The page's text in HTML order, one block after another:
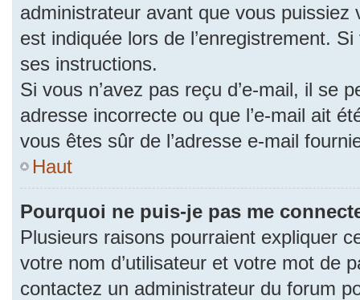
administrateur avant que vous
est indiquée lors de l’enregistrement.
ses instructions.
Si vous n’avez pas reçu d’e-mail, il se
adresse incorrecte ou que l’e-mail ait
vous êtes sûr de l’adresse e-mail
Haut
Pourquoi ne puis-je pas me
Plusieurs raisons pourraient expliquer
votre nom d’utilisateur et votre mot de
contactez un administrateur du forum